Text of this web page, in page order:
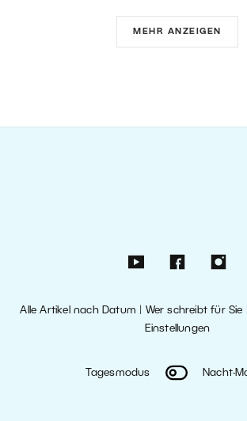
MEHR ANZEIGEN
Alle Artikel nach Datum Wer schreibt für Sie
Einstellungen
Tagesmodus Nacht-